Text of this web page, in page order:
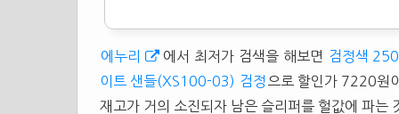
에누리 에서 최저가 검색을 해보면 검정색 250
이트 샌들(XS100-03) 검정 으로 할인가 7220원
재고가 거의 소진되자 남은 슬리퍼 를 헐값에 파는